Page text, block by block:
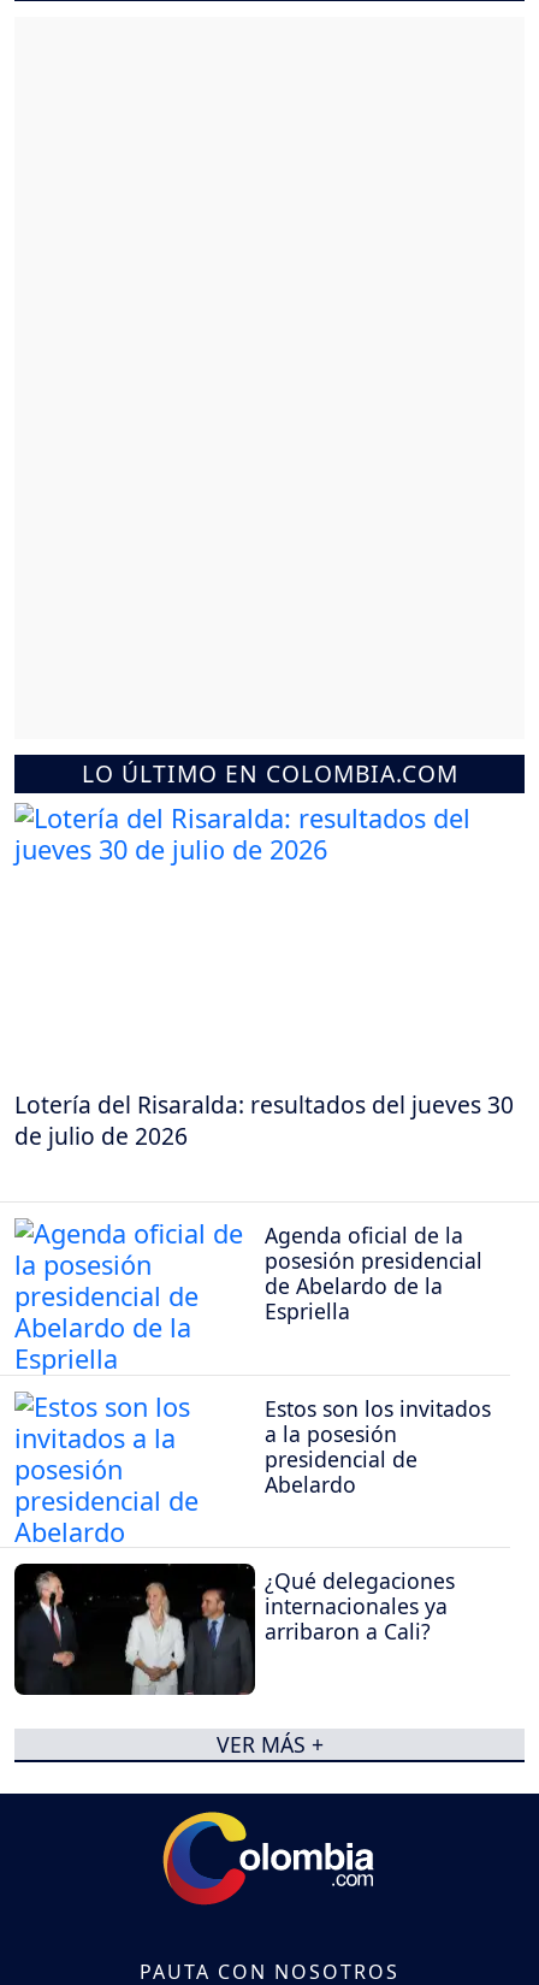
LO ÚLTIMO EN COLOMBIA.COM
Lotería del Risaralda: resultados del jueves 30
de julio de 2026
Agenda oficial de la
posesión presidencial
de Abelardo de la
Espriella
Estos son los invitados
a la posesión
presidencial de
Abelardo
¿Qué delegaciones
internacionales ya
arribaron a Cali?
VER MÁS +
PAUTA CON NOSOTROS